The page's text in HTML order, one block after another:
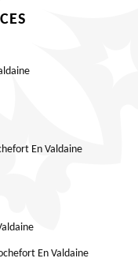
En Valdaine
En Valdaine